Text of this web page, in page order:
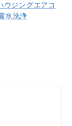
ウジングエアコ
水洗浄